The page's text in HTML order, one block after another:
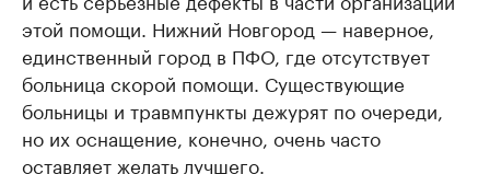
этой помощи. Нижний Новгород — наверное,
единственный город в ПФО, где отсутствует
больница скорой помощи. Существующие
больницы и травмпункты дежурят по очереди,
но их оснащение, конечно, очень часто
оставляет желать лучшего.